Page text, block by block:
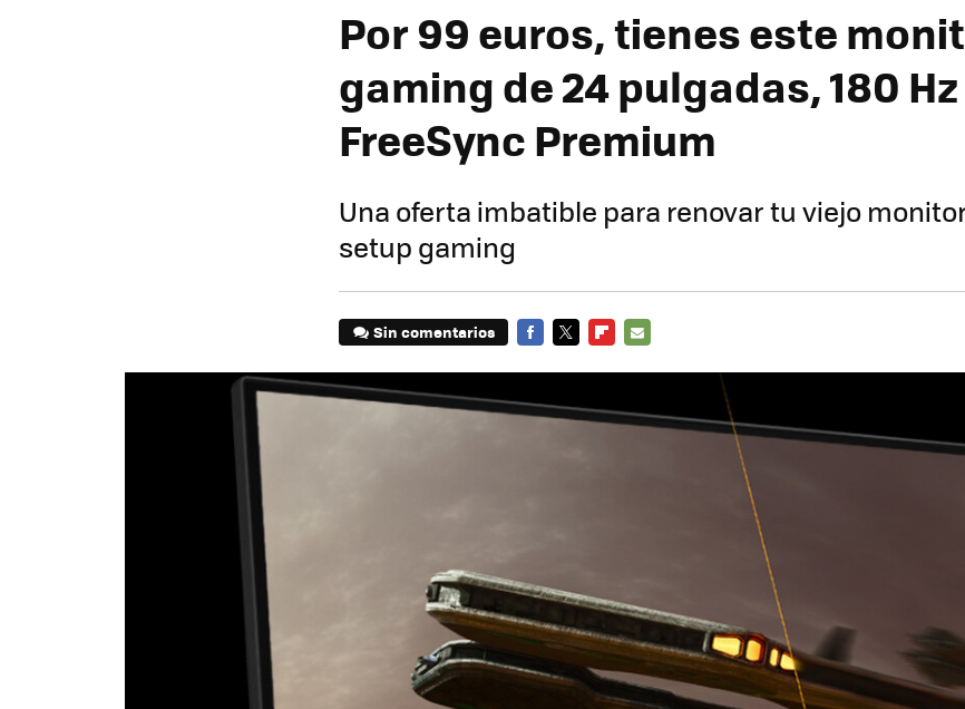
Por 99 euros, tienes este
gaming de 24 pulgadas, 180
FreeSync Premium
Una oferta imbatible para renovar tu viejo
setup gaming
Sin comentarios